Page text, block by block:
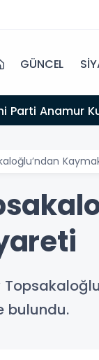
GÜNCEL
Parti Anamur
bulundu.